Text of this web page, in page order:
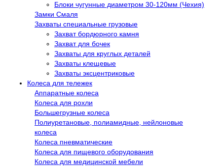
Блоки чугунные диаметром 30-120мм (Чехия)
Замки Смаля
Захваты специальные грузовые
Захват бордюрного камня
Захват для бочек
Захваты для круглых деталей
Захваты клещевые
Захваты эксцентриковые
Колеса для тележек
Аппаратные колеса
Колеса для рохли
Большегрузные колеса
Полиуретановые, полиамидные, нейлоновые
колеса
Колеса пневматические
Колеса для пищевого оборудования
Колеса для медицинской мебели